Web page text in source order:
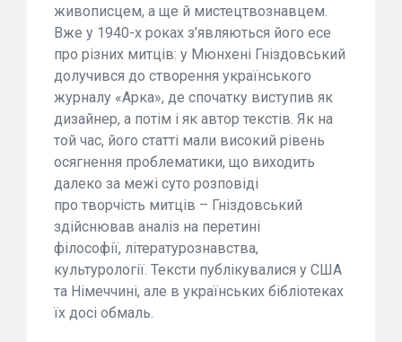
живописцем, а ще й мистецтвознавцем.
Вже у 1940-х роках з’являються його есе
про різних митців: у Мюнхені Гніздовський
долучився до створення українського
журналу «Арка», де спочатку виступив як
дизайнер, а потім і як автор текстів. Як на
той час, його статті мали високий рівень
осягнення проблематики, що виходить
далеко за межі суто розповіді
про творчість митців – Гніздовський
здійснював аналіз на перетині
філософії, літературознавства,
культурології. Тексти публікувалися у США
та Німеччині, але в українських бібліотеках
їх досі обмаль.